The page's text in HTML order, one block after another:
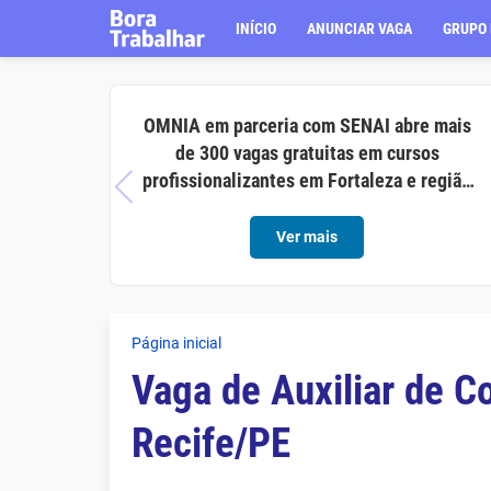
INÍCIO ANUNCIAR VAGA
OMNIA em parceria com SENAI abre mais
de 300 vagas gratuitas em cursos
profissionalizantes em Fortaleza e região
Ver mais
Página inicial
Vaga de Auxiliar de
Recife/PE